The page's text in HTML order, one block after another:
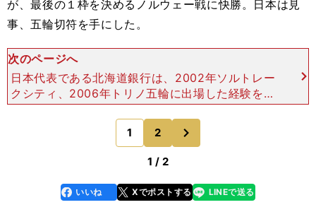
が、最後の１枠を決めるノルウェー戦に快勝。日本は見
事、五輪切符を手にした。
次のページへ
日本代表である北海道銀行は、2002年ソルトレー
クシティ、2006年トリノ五輪に出場した経験を持
つ、小笠原（旧姓・小野寺）と船山（旧姓・林）弓
枝を軸として結成されたチームだ。ゆえに、「豊富
な経験からの
1 2
1 / 2
faceboo
k
いいね Xでポストする
line LINEで送る